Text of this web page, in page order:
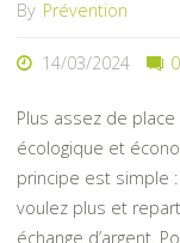
By Prévention
14/03/2024 0
Plus assez de place
écologique et
principe est simple
voulez plus et
échange d’argent.